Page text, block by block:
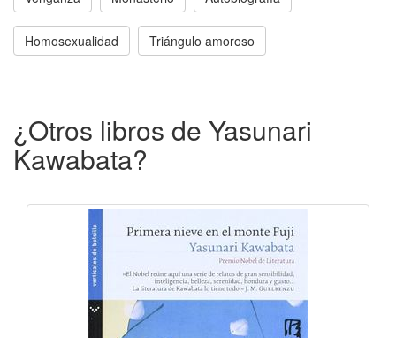
Homosexualidad Triángulo amoroso
¿Otros libros de Yasunari
Kawabata?